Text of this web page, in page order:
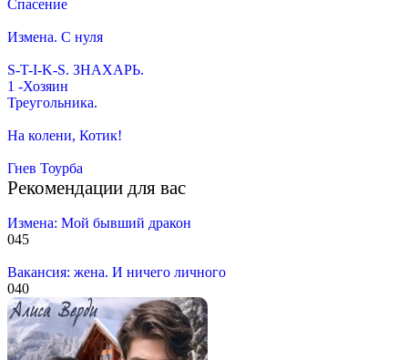
Спасение
Измена. С нуля
S-T-I-K-S. ЗНАХАРЬ.
1 -Хозяин
Треугольника.
На колени, Котик!
Гнев Тоурба
Рекомендации для вас
Измена: Мой бывший дракон
045
Вакансия: жена. И ничего личного
040